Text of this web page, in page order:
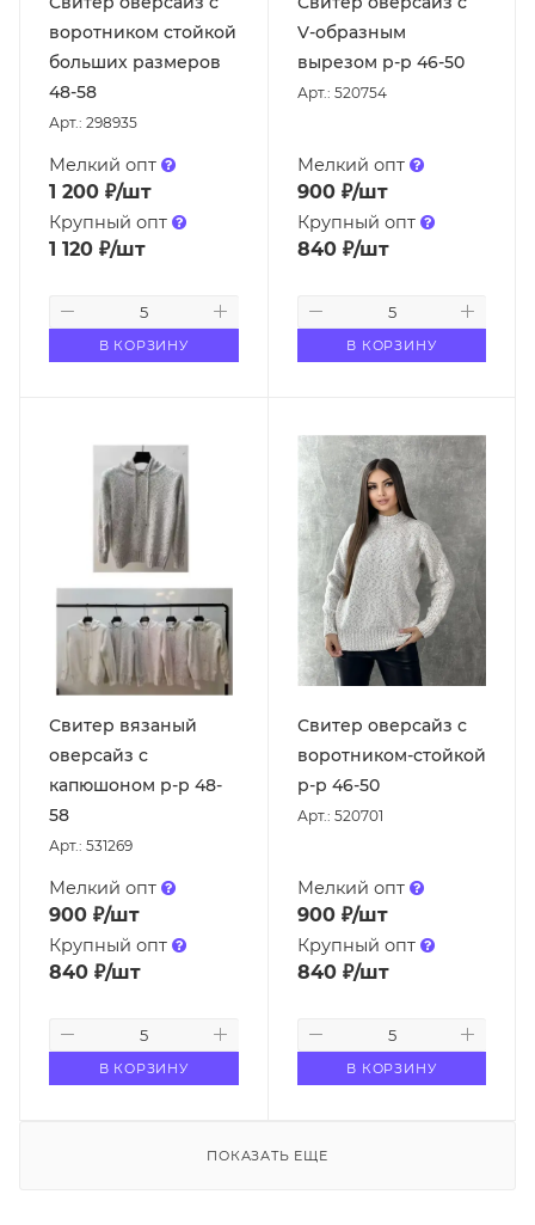
воротником стойкой
больших размеров
48-58
Арт.: 298935
Мелкий опт
1 200 ₽/шт
Крупный опт
1 120 ₽/шт
В КОРЗИНУ
V-образным
вырезом р-р 46-50
Арт.: 520754
Мелкий опт
900₽/шт
Крупный опт
840₽/шт
В КОРЗИНУ
Свитер вязаный
оверсайз с
капюшоном р-р 48-
58
Арт.: 531269
Мелкий опт
900 ₽/шт
Крупный опт
840 ₽/шт
В КОРЗИНУ
Свитер оверсайз с
воротником-стойкой
р-р 46-50
Арт.: 520701
Мелкий опт
900₽/шт
Крупный опт
840₽/шт
В КОРЗИНУ
ПОКАЗАТЬ ЕЩЕ